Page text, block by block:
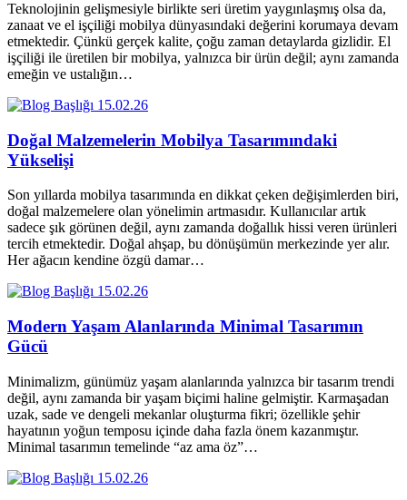
Teknolojinin gelişmesiyle birlikte seri üretim yaygınlaşmış olsa da,
zanaat ve el işçiliği mobilya dünyasındaki değerini korumaya devam
etmektedir. Çünkü gerçek kalite, çoğu zaman detaylarda gizlidir. El
işçiliği ile üretilen bir mobilya, yalnızca bir ürün değil; aynı zamanda
emeğin ve ustalığın…
15.02.26
Doğal Malzemelerin Mobilya Tasarımındaki
Yükselişi
Son yıllarda mobilya tasarımında en dikkat çeken değişimlerden biri,
doğal malzemelere olan yönelimin artmasıdır. Kullanıcılar artık
sadece şık görünen değil, aynı zamanda doğallık hissi veren ürünleri
tercih etmektedir. Doğal ahşap, bu dönüşümün merkezinde yer alır.
Her ağacın kendine özgü damar…
15.02.26
Modern Yaşam Alanlarında Minimal Tasarımın
Gücü
Minimalizm, günümüz yaşam alanlarında yalnızca bir tasarım trendi
değil, aynı zamanda bir yaşam biçimi haline gelmiştir. Karmaşadan
uzak, sade ve dengeli mekanlar oluşturma fikri; özellikle şehir
hayatının yoğun temposu içinde daha fazla önem kazanmıştır.
Minimal tasarımın temelinde “az ama öz”…
15.02.26